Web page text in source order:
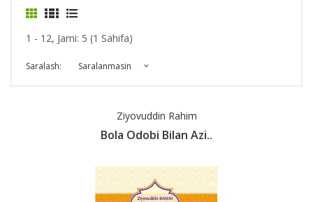
1 - 12, Jami: 5 (1 Sahifa)
Saralash: Saralanmasin
Ziyovuddin Rahim
Bola Odobi Bilan Azi..